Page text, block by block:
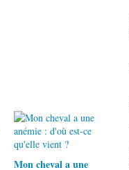
Mon cheval a une